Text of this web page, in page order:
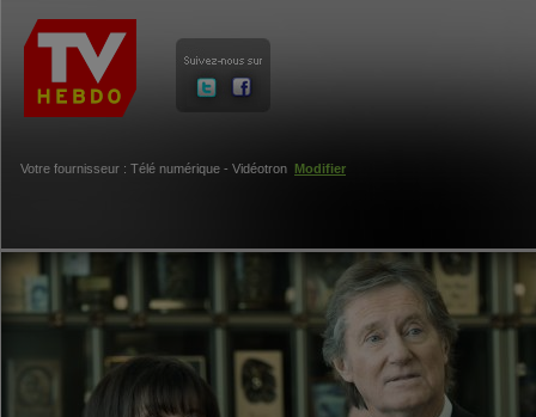
Votre fournisseur : Télé numérique - Vidéotron Modifier